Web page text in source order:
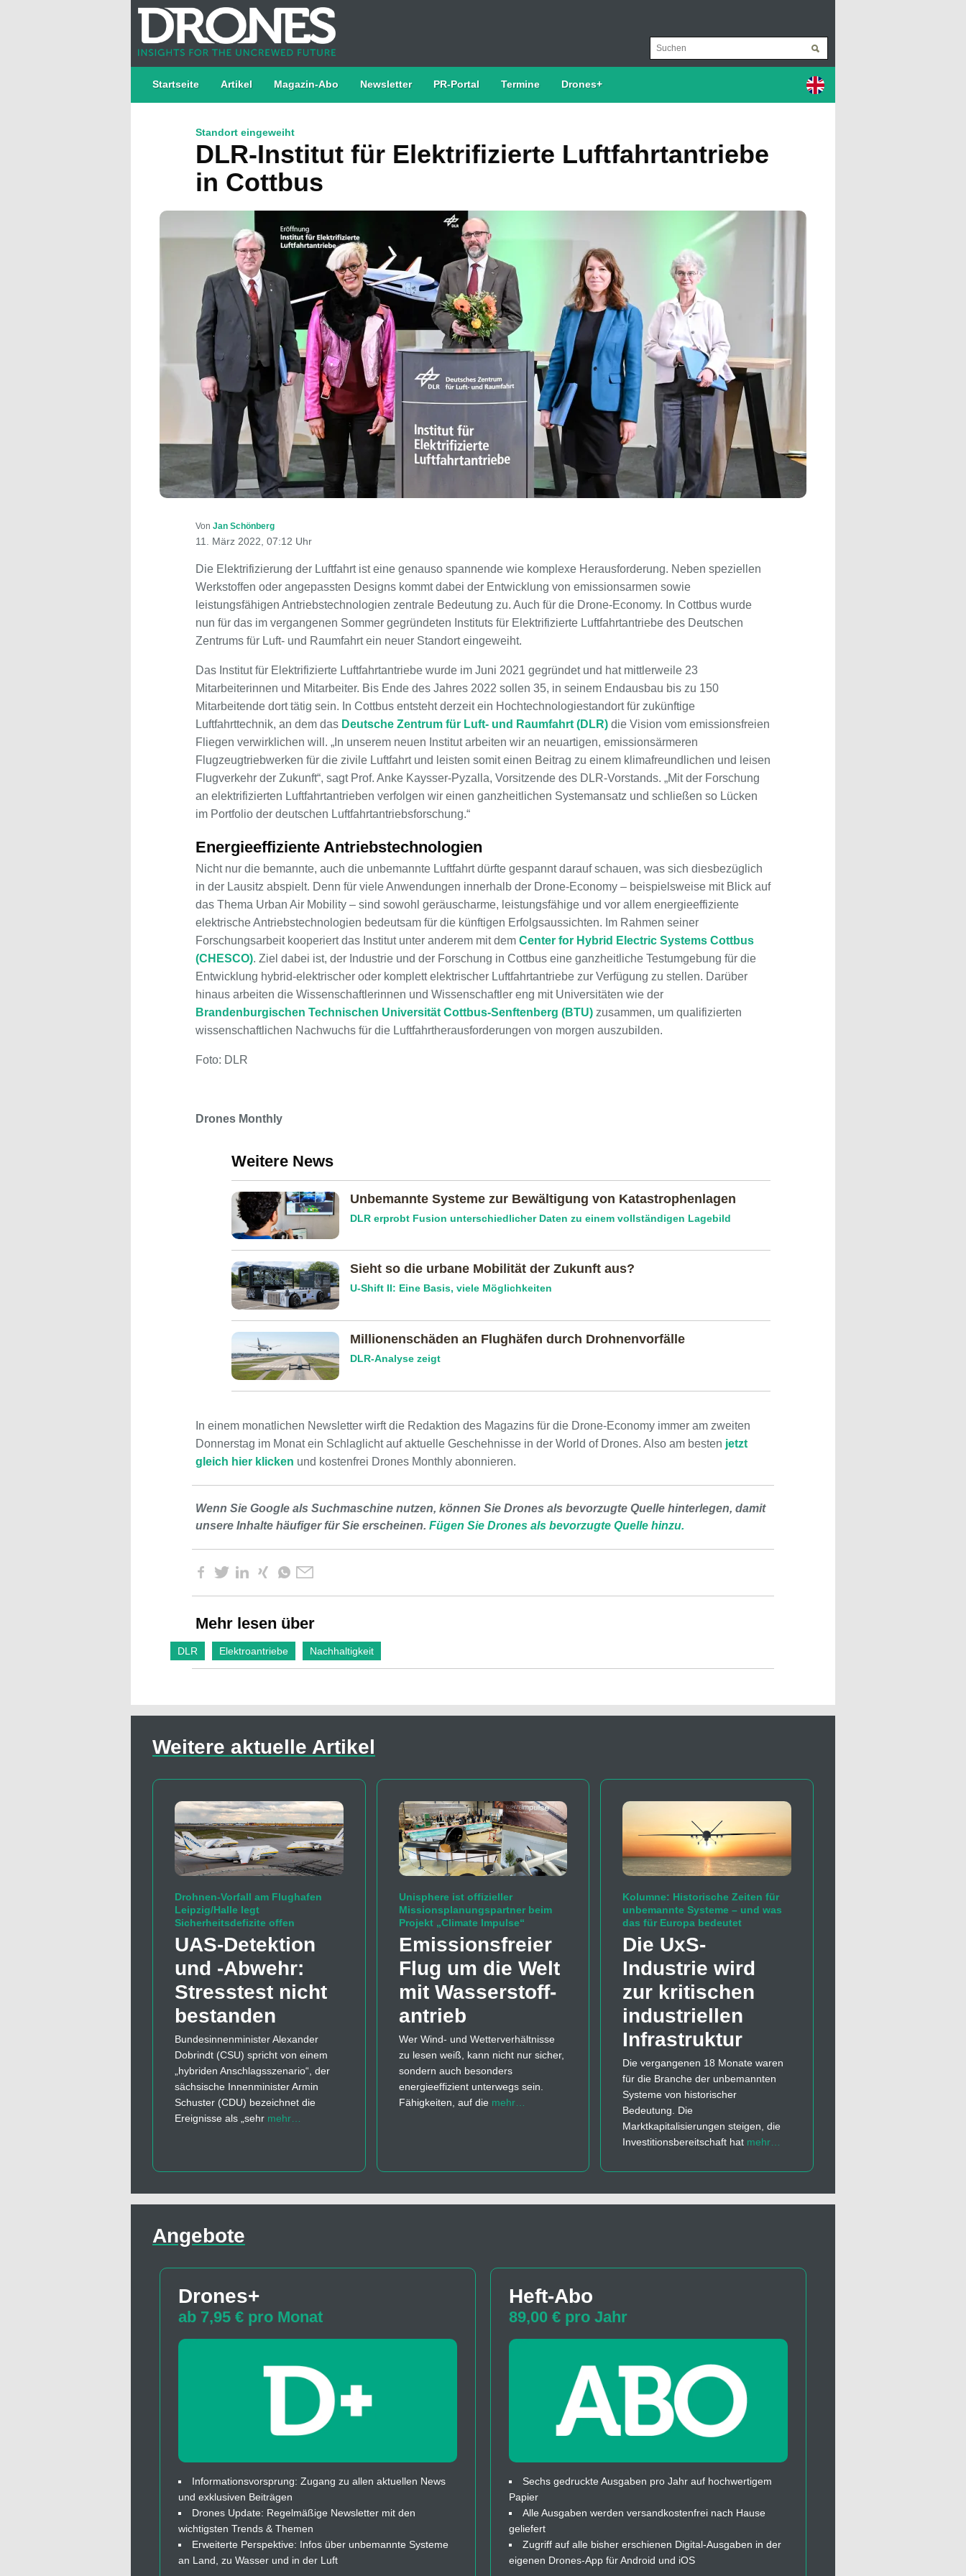
Startseite Artikel Magazin-Abo Newsletter PR-Portal Termine Drones+
Standort eingeweiht
DLR-In­sti­tut für Elek­tri­fi­zier­te Luft­fahrt­an­trie­be
in Cottbus
Von Jan Schönberg
11. März 2022, 07:12 Uhr
Die Elektrifizierung der Luftfahrt ist eine genauso spannende wie komplexe Herausforderung. Neben speziellen
Werkstoffen oder angepassten Designs kommt dabei der Entwicklung von emissionsarmen sowie
leistungsfähigen Antriebstechnologien zentrale Bedeutung zu. Auch für die Drone-Economy. In Cottbus wurde
nun für das im vergangenen Sommer gegründeten Instituts für Elek­tri­fi­zier­te Luft­fahrt­an­trie­be des Deutschen
Zentrums für Luft- und Raumfahrt ein neuer Standort eingeweiht.
Das Institut für Elektrifizierte Luftfahrtantriebe wurde im Juni 2021 gegründet und hat mittlerweile 23
Mitarbeiterinnen und Mitarbeiter. Bis Ende des Jahres 2022 sollen 35, in seinem Endausbau bis zu 150
Mitarbeitende dort tätig sein. In Cottbus entsteht derzeit ein Hochtechnologiestandort für zukünftige
Luftfahrttechnik, an dem das Deutsche Zentrum für Luft- und Raumfahrt (DLR) die Vision vom emissionsfreien
Fliegen verwirklichen will. „In unserem neuen Institut arbeiten wir an neuartigen, emissionsärmeren
Flugzeugtriebwerken für die zivile Luftfahrt und leisten somit einen Beitrag zu einem klimafreundlichen und leisen
Flugverkehr der Zukunft“, sagt Prof. Anke Kaysser-Pyzalla, Vorsitzende des DLR-Vorstands. „Mit der Forschung
an elektrifizierten Luftfahrtantrieben verfolgen wir einen ganzheitlichen Systemansatz und schließen so Lücken
im Portfolio der deutschen Luftfahrtantriebsforschung.“
Energieeffiziente Antriebstechnologien
Nicht nur die bemannte, auch die unbemannte Luftfahrt dürfte gespannt darauf schauen, was sich diesbezüglich
in der Lausitz abspielt. Denn für viele Anwendungen innerhalb der Drone-Economy – beispielsweise mit Blick auf
das Thema Urban Air Mobility – sind sowohl geräuscharme, leistungsfähige und vor allem energieeffiziente
elektrische Antriebstechnologien bedeutsam für die künftigen Erfolgsaussichten. Im Rahmen seiner
Forschungsarbeit kooperiert das Institut unter anderem mit dem Center for Hybrid Electric Systems Cottbus
(CHESCO). Ziel dabei ist, der Industrie und der Forschung in Cottbus eine ganzheitliche Testumgebung für die
Entwicklung hybrid-elektrischer oder komplett elektrischer Luftfahrtantriebe zur Verfügung zu stellen. Darüber
hinaus arbeiten die Wissenschaftlerinnen und Wissenschaftler eng mit Universitäten wie der
Brandenburgischen Technischen Universität Cottbus-Senftenberg (BTU) zusammen, um qualifizierten
wissenschaftlichen Nachwuchs für die Luftfahrtherausforderungen von morgen auszubilden.
Foto: DLR
Drones Monthly
Weitere News
Unbemannte Systeme zur Bewältigung von Katastrophenlagen
DLR erprobt Fusion unterschiedlicher Daten zu einem vollständigen Lagebild
Sieht so die urbane Mobilität der Zukunft aus?
U-Shift II: Eine Basis, viele Möglichkeiten
Millionenschäden an Flughäfen durch Drohnenvorfälle
DLR-Analyse zeigt
In einem monatlichen Newsletter wirft die Redaktion des Magazins für die Drone-Economy immer am zweiten
Donnerstag im Monat ein Schlaglicht auf aktuelle Geschehnisse in der World of Drones. Also am besten jetzt
gleich hier klicken und kostenfrei Drones Monthly abonnieren.
Wenn Sie Google als Suchmaschine nutzen, können Sie Drones als bevorzugte Quelle hinterlegen, damit
unsere Inhalte häufiger für Sie erscheinen. Fügen Sie Drones als bevorzugte Quelle hinzu.
Mehr lesen über
DLR Elektroantriebe Nachhaltigkeit
Weitere aktuelle Artikel
Drohnen-Vorfall am Flughafen
Leipzig/Halle legt
Sicherheitsdefizite offen
UAS-Detektion
und -Abwehr:
Stresstest nicht
bestanden
Bundesinnenminister Alexander
Dobrindt (CSU) spricht von einem
„hybriden Anschlagsszenario“, der
sächsische Innenminister Armin
Schuster (CDU) bezeichnet die
Ereignisse als „sehr mehr…
Unisphere ist offizieller
Missionsplanungspartner beim
Projekt „Climate Impulse“
Emissions­freier
Flug um die Welt
mit Wasserstoff­
antrieb
Wer Wind- und Wetterverhältnisse
zu lesen weiß, kann nicht nur sicher,
sondern auch besonders
energieeffizient unterwegs sein.
Fähigkeiten, auf die mehr…
Kolumne: Historische Zeiten für
unbemannte Systeme – und was
das für Europa bedeutet
Die UxS-
Industrie wird
zur kritischen
industriellen
Infrastruktur
Die vergangenen 18 Monate waren
für die Branche der unbemannten
Systeme von historischer
Bedeutung. Die
Marktkapitalisierungen steigen, die
Investitionsbereitschaft hat mehr…
Angebote
Drones+
ab 7,95 € pro Monat
Informationsvorsprung: Zugang zu allen aktuellen News
und exklusiven Beiträgen
Drones Update: Regelmäßige Newsletter mit den
wichtigsten Trends & Themen
Erweiterte Perspektive: Infos über unbemannte Systeme
an Land, zu Wasser und in der Luft
Heft-Abo
89,00 € pro Jahr
Sechs gedruckte Ausgaben pro Jahr auf hochwertigem
Papier
Alle Ausgaben werden versandkostenfrei nach Hause
geliefert
Zugriff auf alle bisher erschienen Digital-Ausgaben in der
eigenen Drones-App für Android und iOS